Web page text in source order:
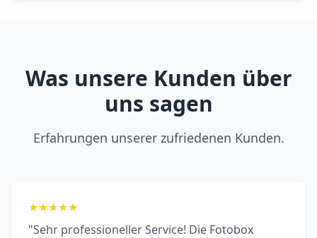
Was unsere Kunden über
uns sagen
Erfahrungen unserer zufriedenen Kunden.
★★★★★
"Sehr professioneller Service! Die Fotobox